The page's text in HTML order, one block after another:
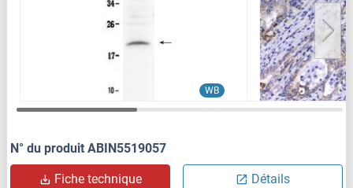
WB
N° du produit ABIN5519057
Fiche technique Détails